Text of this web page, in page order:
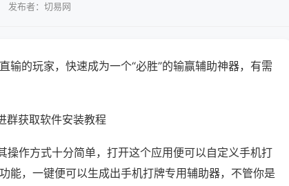
发布者：切易网
输的玩家，快速成为一个“必胜”的输赢辅助神器，有需
获取软件安装教程
操作方式十分简单，打开这个应用便可以自定义手机打
能，一键便可以生成出手机打牌专用辅助器，不管你是